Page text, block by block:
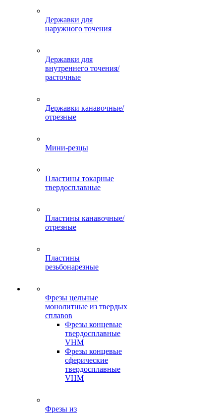
Державки для
наружного точения
Державки для
внутреннего точения/
расточные
Державки канавочные/
отрезные
Мини-резцы
Пластины токарные
твердосплавные
Пластины канавочные/
отрезные
Пластины
резьбонарезные
Фрезы цельные
монолитные из твердых
сплавов
Фрезы концевые
твердосплавные
VHM
Фрезы концевые
сферические
твердосплавные
VHM
Фрезы из